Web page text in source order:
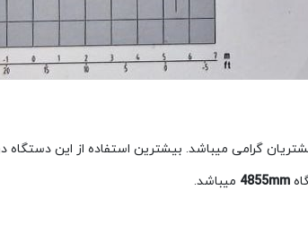
گرامی میباشد. بیشترین استفاده از این دستگاه
4855mm میباشد.